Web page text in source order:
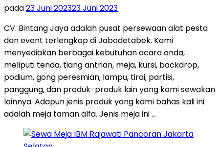
pada23 Juni 202323 Juni 2023
CV. Bintang Jaya adalah pusat persewaan alat pesta
dan event terlengkap di Jabodetabek. Kami
menyediakan berbagai kebutuhan acara anda,
meliputi tenda, tiang antrian, meja, kursi, backdrop,
podium, gong peresmian, lampu, tirai, partisi,
panggung, dan produk-produk lain yang kami sewakan
lainnya. Adapun jenis produk yang kami bahas kali ini
adalah meja taman alfa. Jenis meja ini …